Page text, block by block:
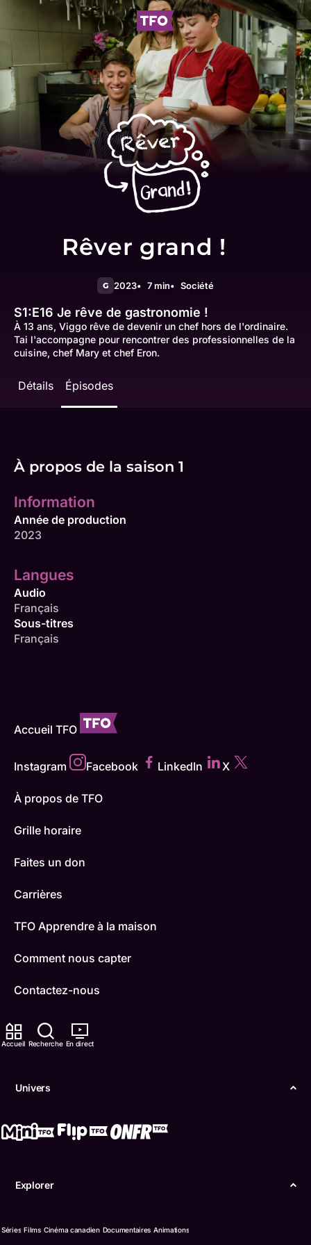
Accueil Recherche En direct
Univers
Explorer
Séries Films Cinéma canadien Documentaires Animations
Rêver grand !
G 2023 7 min Société
S1:E16 Je rêve de gastronomie !
À 13 ans, Viggo rêve de devenir un chef hors de l'ordinaire.
Tai l'accompagne pour rencontrer des professionnelles de la
cuisine, chef Mary et chef Eron.
Détails Épisodes
À propos de la saison 1
Information
Année de production
2023
Langues
Audio
Français
Sous-titres
Français
Accueil TFO
Instagram Facebook LinkedIn X
À propos de TFO
Grille horaire
Faites un don
Carrières
TFO Apprendre à la maison
Comment nous capter
Contactez-nous
ONFR
Boukili
Confidentialité
langue française de l’Ontario (TFO) - 2026